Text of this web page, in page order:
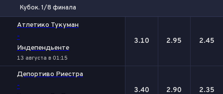
Кубок. 1/8 финала
Атлетико Тукуман
-
Индепендьенте
13 августа в 01:15
3.10 2.95 2.45
Депортиво Риестра
- 3.40 2.90 2.35